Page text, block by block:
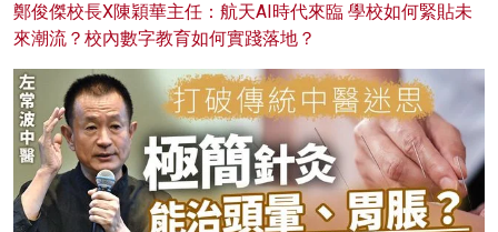
鄭俊傑校長X陳穎華主任：航天AI時代來臨 學校如何緊貼未
來潮流？校內數字教育如何實踐落地？